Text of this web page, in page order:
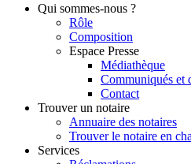
Qui sommes-nous ?
Rôle
Composition
Espace Presse
Médiathèque
Communiqués et
Contact
Trouver un notaire
Annuaire des notaires
Trouver le notaire en
Services